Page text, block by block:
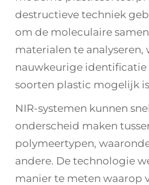
destructieve techniek
om de moleculaire
materialen te analyseren,
nauwkeurige identificatie
soorten plastic mogelijk
NIR-systemen kunnen
onderscheid maken
polymeertypen,
andere. De technologie
manier te meten waarop